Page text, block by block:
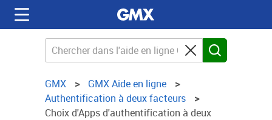
GMX
GMX Aide en ligne
Authentification à deux facteurs
Choix d'Apps d'authentification à deux